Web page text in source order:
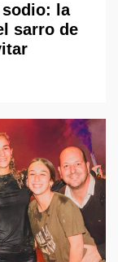
la
sarro de